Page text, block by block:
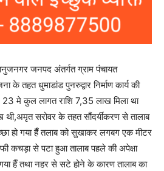
जनपद अंतर्गत ग्राम पंचायत
के तहत धुमाडांड पुनरुद्वार निर्माण कार्य की
23 मे कुल लागत राशि 7,35 लाख मिला था
सरोवर के तहत सौंदर्यीकरण से तालाब
हो गया हैँ तलाब को सुखाकर लगबग एक मीटर
कचड़ा से पटा हुआ तालाब पहले की अपेक्षा
हैँ तथा नहर से सटे होने के कारण तालाब का